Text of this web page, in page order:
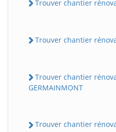
Trouver chantier
Trouver chantier
Trouver chantier
GERMAINMONT
Trouver chantier